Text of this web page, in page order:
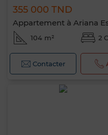
355 000 TND
Appartement à Ariana
104 m² 2
Contacter